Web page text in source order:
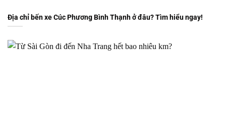
Địa chỉ bến xe Cúc Phương Bình Thạnh ở đâu? Tìm hiểu ngay!